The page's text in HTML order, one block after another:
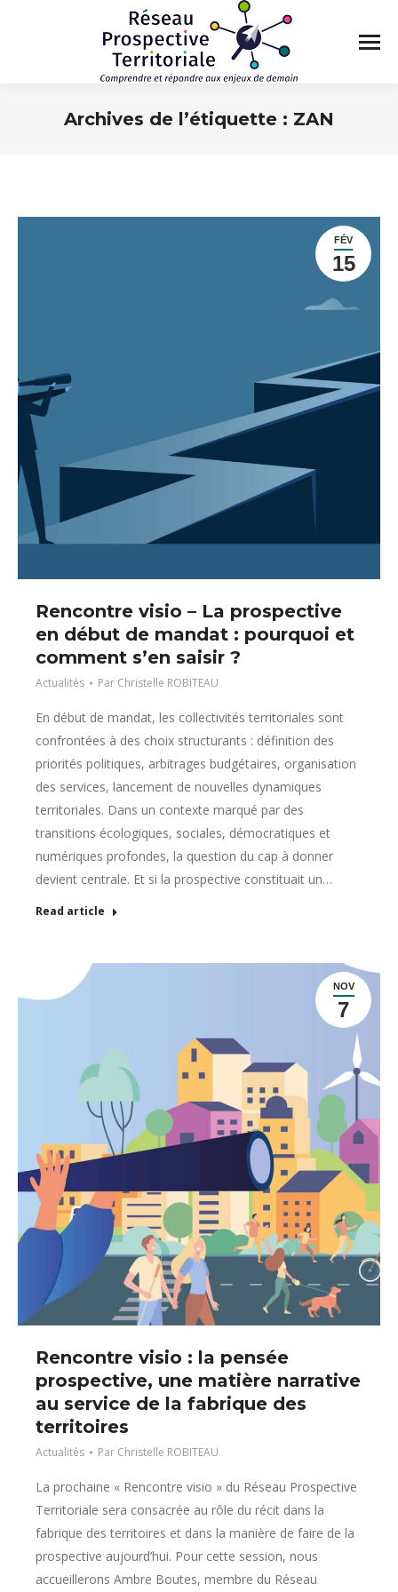
Archives de l’étiquette : ZAN
FÉV
15
Rencontre visio – La prospective
en début de mandat : pourquoi et
comment s’en saisir ?
Actualités Par Christelle ROBITEAU
En début de mandat, les collectivités territoriales sont
confrontées à des choix structurants : définition des
priorités politiques, arbitrages budgétaires, organisation
des services, lancement de nouvelles dynamiques
territoriales. Dans un contexte marqué par des
transitions écologiques, sociales, démocratiques et
numériques profondes, la question du cap à donner
devient centrale. Et si la prospective constituait un…
Read article
NOV
7
Rencontre visio : la pensée
prospective, une matière narrative
au service de la fabrique des
territoires
Actualités Par Christelle ROBITEAU
La prochaine « Rencontre visio » du Réseau Prospective
Territoriale sera consacrée au rôle du récit dans la
fabrique des territoires et dans la manière de faire de la
prospective aujourd’hui. Pour cette session, nous
accueillerons Ambre Boutes, membre du Réseau